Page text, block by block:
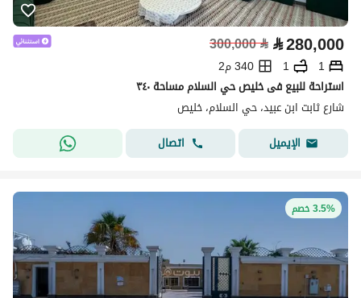
⃁280,000
⃁
300,000
1
1
340 م2
استراحة للبيع فى خليص حي السلام مساحة ٣٤٠
شارع ثابت ابن عبيد، حي السلام، خليص
الإيميل
اتصال
3.5% خصم